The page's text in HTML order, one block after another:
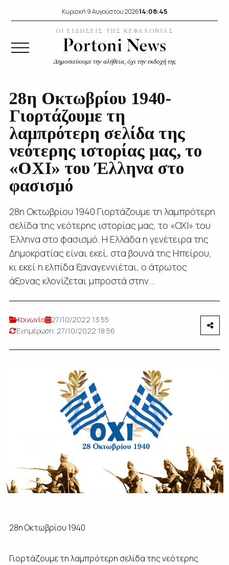
Κυριακή 9 Αυγούστου 202614:08:45
ΟΙ ΕΙΔΗΣΕΙΣ ΤΗΣ ΚΕΦΑΛΟΝΙΑΣ
Δημοσιεύουμε την αλήθεια, όχι την εκδοχή της
28η Οκτωβρίου 1940-
Γιορτάζουμε τη
λαμπρότερη σελίδα της
νεότερης ιστορίας μας, το
«ΟΧΙ» του Έλληνα στο
φασισμό
28η Οκτωβρίου 1940 Γιορτάζουμε τη λαμπρότερη
σελίδα της νεότερης ιστορίας μας, το «ΟΧΙ» του
Έλληνα στο φασισμό. Η Ελλάδα η γενέτειρα της
Δημοκρατίας είναι εκεί, στα βουνά της Ηπείρου,
κι εκεί η ελπίδα ξαναγεννιέται, ο άτρωτος
άξονας κλονίζεται μπροστά στην...
Κοινωνία
27/10/2022 13:55
Ενημέρωση: 27/10/2022 18:56
28η Οκτωβρίου 1940
Γιορτάζουμε τη λαμπρότερη σελίδα της νεότερης